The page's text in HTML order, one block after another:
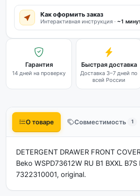
Как оформить заказ
Интерактивная инструкция · ~1
Гарантия
14 дней на проверку
Быстрая доставка
Доставка 3–7 дней по
всей России
О товаре Совместимость 1
DETERGENT DRAWER FRONT
Beko WSPD73612W RU B1 BXXL
7322310001, original.